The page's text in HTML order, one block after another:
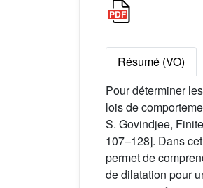
Résumé (VO)
Pour déterminer
lois de
S. Govindjee,
107–128]. Dans
permet de
de dilatation pour